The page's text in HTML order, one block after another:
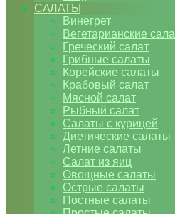
САЛАТЫ
Винегрет
Вегетарианские
Греческий салат
Грибные салаты
Корейские салаты
Крабовый салат
Мясной салат
Рыбный салат
Салаты с курицей
Диетические салаты
Летние салаты
Салат из яиц
Овощные салаты
Острые салаты
Постные салаты